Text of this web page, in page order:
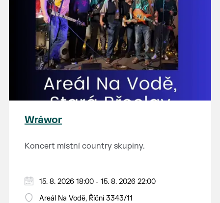
Wráwor
Koncert místní country skupiny.
15. 8. 2026 18:00 - 15. 8. 2026 22:00
Areál Na Vodě, Říční 3343/11